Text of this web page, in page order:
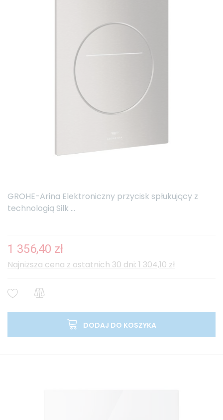
GROHE-Arina Elektroniczny przycisk spłukujący z
technologią Silk ...
1 356,40 zł
Najniższa cena z ostatnich 30 dni: 1 304,10 zł
DODAJ DO KOSZYKA